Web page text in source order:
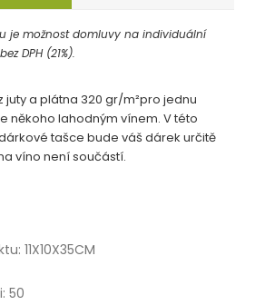
je možnost domluvy na individuální
DPH (21%).
juty a plátna 320 gr/m²pro jednu
někoho lahodným vínem. V této
tašce bude váš dárek určitě
víno není součástí.
11X10X35CM
50